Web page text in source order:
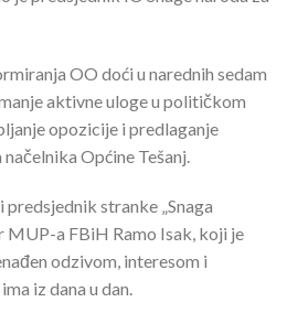
OO doći u narednih sedam
aktivne uloge u političkom
opozicije i predlaganje
Općine Tešanj.
stranke „Snaga
MUP-a FBiH Ramo Isak, koji je
odzivom, interesom i
iz dana u dan.